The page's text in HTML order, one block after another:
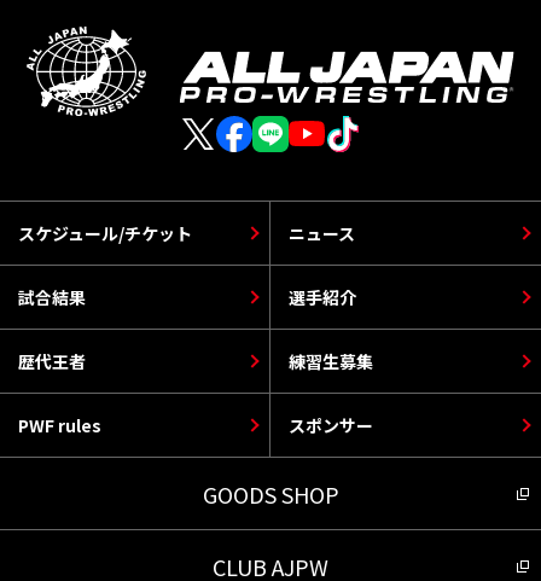
スケジュール/チケット
選手紹介
PWF rules
ニュース
歴代王者
スポンサー
試合結果
練習生募集
GOODS SHOP
CLUB AJPW